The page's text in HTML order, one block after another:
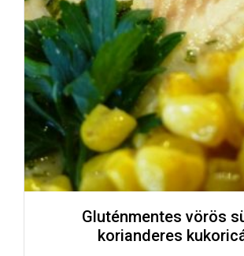
Gluténmentes vörös
korianderes